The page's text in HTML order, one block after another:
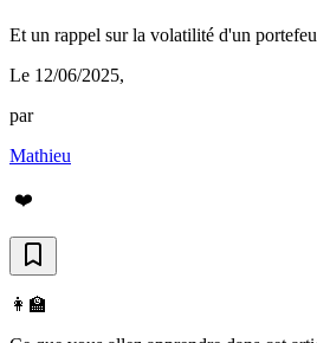
Et un rappel sur la volatilité d'un
Le 12/06/2025,
par
Mathieu
❤️
👩‍🏫